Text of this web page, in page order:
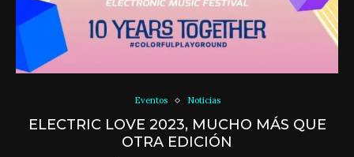
Eventos Noticias
ELECTRIC LOVE 2023, MUCHO MÁS QUE
OTRA EDICIÓN